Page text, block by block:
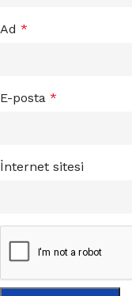
Ad *
E-posta *
İnternet sitesi